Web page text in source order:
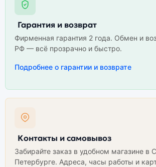
Гарантия и возврат
Фирменная гарантия 2 года. Обмен и
РФ — всё прозрачно и быстро.
Подробнее о гарантии и возврате
Контакты и самовывоз
Забирайте заказ в удобном магазине в
Петербурге. Адреса, часы работы и